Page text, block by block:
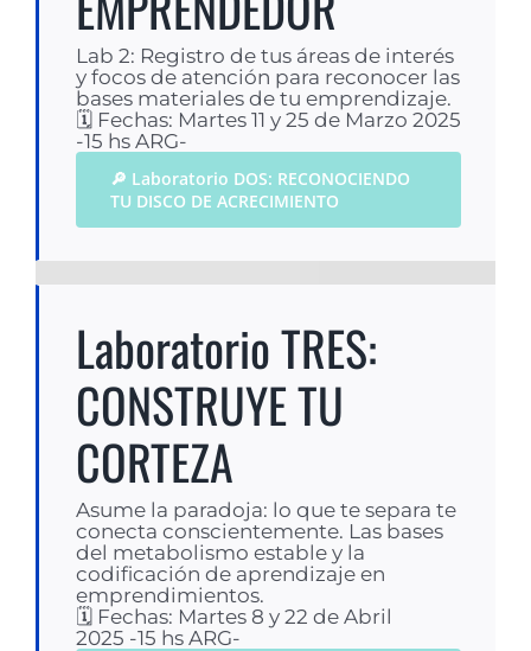
Lab 2: Registro de tus áreas de interés
y focos de atención para reconocer las
bases materiales de tu emprendizaje.
🗓 Fechas: Martes 11 y 25 de Marzo 2025
-15 hs ARG-
🔎 Laboratorio DOS: RECONOCIENDO
TU DISCO DE ACRECIMIENTO
Laboratorio TRES:
CONSTRUYE TU
CORTEZA
Asume la paradoja: lo que te separa te
conecta conscientemente. Las bases
del metabolismo estable y la
codificación de aprendizaje en
emprendimientos.
🗓 Fechas: Martes 8 y 22 de Abril
2025 -15 hs ARG-